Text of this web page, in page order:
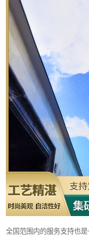
全国范围内的服务支持也